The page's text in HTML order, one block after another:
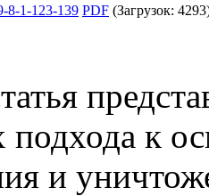
8-1-123-139 PDF (Загрузок:
подхода к
и